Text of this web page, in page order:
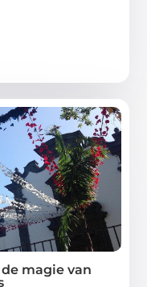
magie van